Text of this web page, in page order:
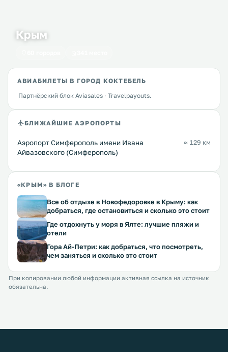
Крым
АВИАБИЛЕТЫ В ГОРОД КОКТЕБЕЛЬ
Партнёрский блок Aviasales · Travelpayouts.
БЛИЖАЙШИЕ АЭРОПОРТЫ
Аэропорт Симферополь имени Ивана
Айвазовского (Симферополь)
≈ 129 км
«КРЫМ» В БЛОГЕ
Все об отдыхе в Новофедоровке в Крыму: как
добраться, где остановиться и сколько это стоит
Где отдохнуть у моря в Ялте: лучшие пляжи и
отели
Гора Ай-Петри: как добраться, что посмотреть,
чем заняться и сколько это стоит
При копировании любой информации активная ссылка на источник
обязательна.